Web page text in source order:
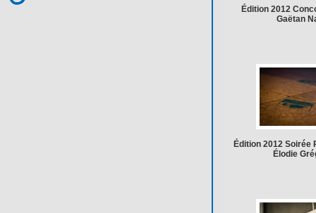
Édition 2012
Gaëtan
Édition 2012 Soirée
Élodie